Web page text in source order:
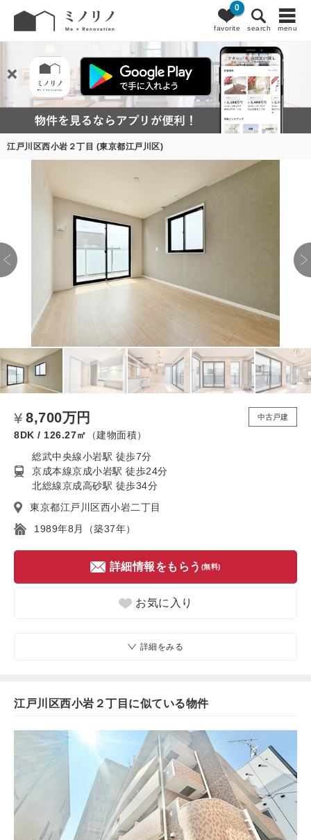
favorite
0
search menu
江戸川区西小岩２丁目 (東京都江戸川区)
8,700万円
8DK / 126.27㎡ （建物面積）
中古戸建
総武中央線小岩駅 徒歩7分
京成本線京成小岩駅 徒歩24分
北総線京成高砂駅 徒歩34分
東京都江戸川区西小岩二丁目
1989年8月（築37年）
詳細情報をもらう (無料)
お気に入り
詳細をみる
江戸川区西小岩２丁目に似ている物件